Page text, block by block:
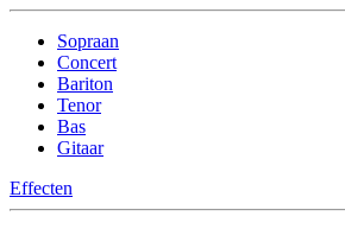
Sopraan
Concert
Bariton
Tenor
Bas
Gitaar
Effecten